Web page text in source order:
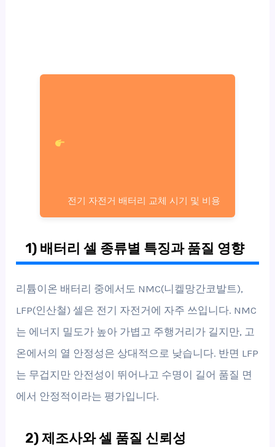
전기 자전거 배터리 교체 시기 및 비용
1) 배터리 셀 종류별 특징과 품질 영향
리튬이온 배터리 중에서도 NMC(니켈망간코발트),
LFP(인산철) 셀은 전기 자전거에 자주 쓰입니다. NMC
는 에너지 밀도가 높아 가볍고 주행거리가 길지만, 고
온에서의 열 안정성은 상대적으로 낮습니다. 반면 LFP
는 무겁지만 안전성이 뛰어나고 수명이 길어 품질 면
에서 안정적이라는 평가입니다.
2) 제조사와 셀 품질 신뢰성